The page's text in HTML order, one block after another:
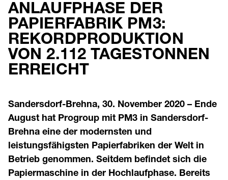
ANLAUFPHASE DER
PAPIERFABRIK PM3:
REKORDPRODUKTION
VON 2.112 TAGESTONNEN
ERREICHT
Sandersdorf-Brehna, 30. November 2020 – Ende
August hat Progroup mit PM3 in Sandersdorf-
Brehna eine der modernsten und
leistungsfähigsten Papierfabriken der Welt in
Betrieb genommen. Seitdem befindet sich die
Papiermaschine in der Hochlaufphase. Bereits